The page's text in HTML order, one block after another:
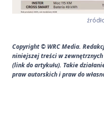
Copyright © WRC Media.
niniejszej treści w
(link do artykułu). Takie
praw autorskich i praw do